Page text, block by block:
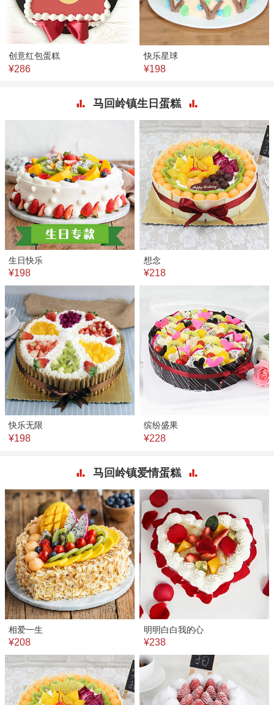
创意红包蛋糕
¥286
快乐星球
¥198
马回岭镇生日蛋糕
生日快乐
¥198
想念
¥218
快乐无限
¥198
缤纷盛果
¥228
马回岭镇爱情蛋糕
相爱一生
¥208
明明白白我的心
¥238